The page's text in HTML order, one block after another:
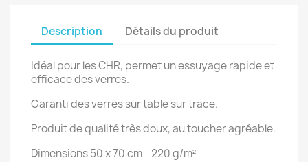
Description Détails du produit
Idéal pour les CHR, permet un essuyage rapide et
efficace des verres.
Garanti des verres sur table sur trace.
Produit de qualité très doux, au toucher agréable.
Dimensions 50 x 70 cm - 220 g/m²